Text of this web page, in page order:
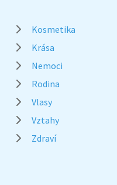
Kosmetika
Krása
Nemoci
Rodina
Vlasy
Vztahy
Zdraví